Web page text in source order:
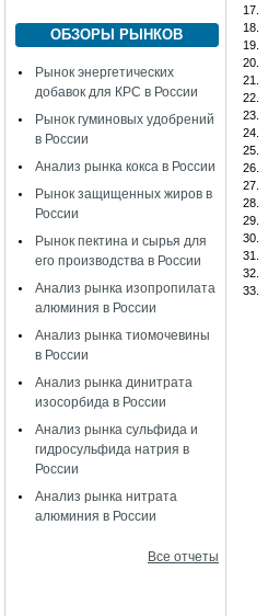
ОБЗОРЫ РЫНКОВ
Рынок энергетических
добавок для КРС в России
Рынок гуминовых удобрений
в России
Анализ рынка кокса в России
Рынок защищенных жиров в
России
Рынок пектина и сырья для
его производства в России
Анализ рынка изопропилата
алюминия в России
Анализ рынка тиомочевины
в России
Анализ рынка динитрата
изосорбида в России
Анализ рынка сульфида и
гидросульфида натрия в
России
Анализ рынка нитрата
алюминия в России
Все отчеты
17.
18.
19.
20.
21.
22.
23.
24.
25.
26.
27.
28.
29.
30.
31.
32.
33.